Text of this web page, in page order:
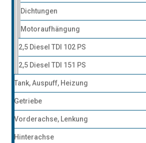
Dichtungen
Motoraufhängung
2,5 Diesel TDI 102 PS
2,5 Diesel TDI 151 PS
Tank, Auspuff, Heizung
Getriebe
Vorderachse, Lenkung
Hinterachse